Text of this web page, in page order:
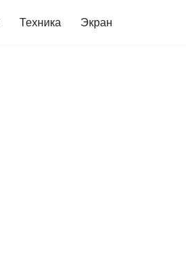
Техника Экран